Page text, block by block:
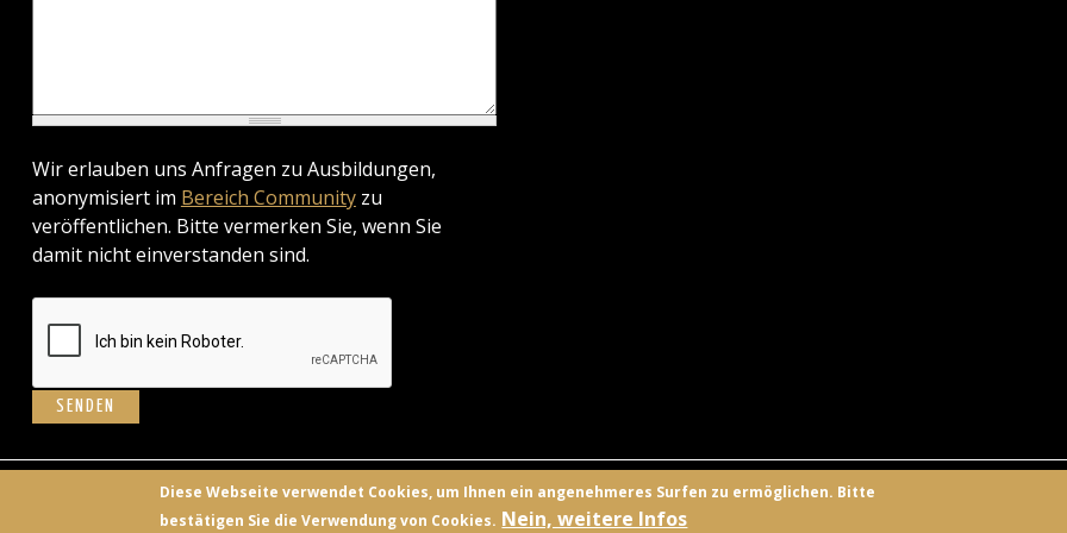
Wir erlauben uns Anfragen zu Ausbildungen,
anonymisiert im Bereich Communityzu
veröffentlichen. Bitte vermerken Sie, wenn Sie
damit nicht einverstanden sind.
BILDUNGSANBIETER KONTAKT FACEBOOK
Diese Webseite verwendet Cookies, um Ihnen ein angenehmeres Surfen zu ermöglichen. Bitte
bestätigen Sie die Verwendung von Cookies. Nein, weitere Infos